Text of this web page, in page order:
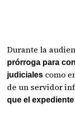
Durante la
prórroga para
judiciales como
de un servidor
que el